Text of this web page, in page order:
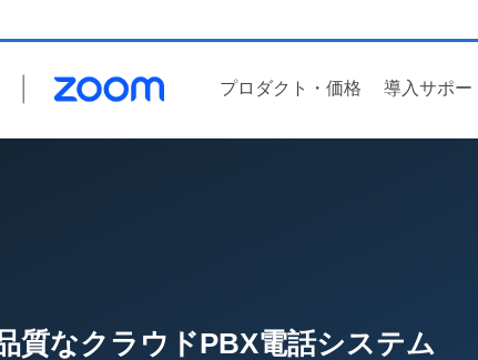
プロダクト・価格 導入サポー
質なクラウドPBX電話システム